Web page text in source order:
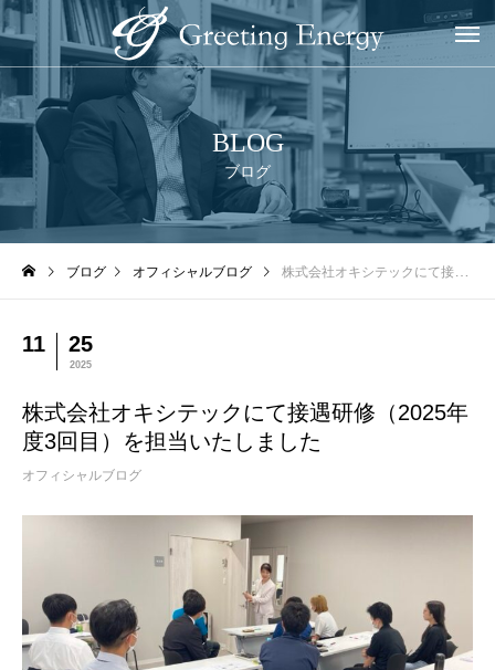
BLOG
ブログ
ブログ オフィシャルブログ 株式会社オキシテックにて接遇研修（2025年度3回目）を担当いたしました
11 25
2025
株式会社オキシテックにて接遇研修（2025年
度3回目）を担当いたしました
オフィシャルブログ